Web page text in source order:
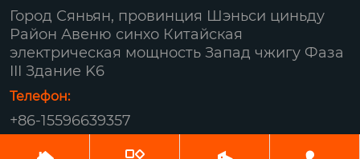
Город Сяньян, провинция Шэньси циньду
Район Авеню синхо Китайская
электрическая мощность Запад чжигу Фаза
III Здание K6
Телефон:
+86-15596639357
Авторское право© ООО Шэньси Хуаюань